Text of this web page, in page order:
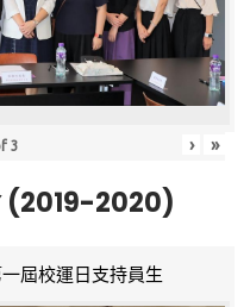
3 › »
(2019-2020)
屆校運日支持員生